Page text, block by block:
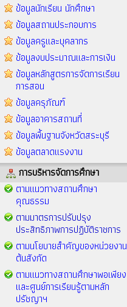
ข้อมูลนักเรียน นักศึกษา
ข้อมูลสถานประกอบการ
ข้อมูลครูและบุคลากร
ข้อมูลงบประมาณและการเงิน
ข้อมูลหลักสูตรการจัดการเรียน
การสอน
ข้อมูลครุภัณฑ์
ข้อมูลอาคารสถานที่
ข้อมูลพื้นฐานจังหวัดสระบุรี
ข้อมูลตลาดแรงงาน
การบริหารจัดการศึกษา
ตามแนวทางสถานศึกษา
คุณธรรม
ตามมาตรการปรับปรุง
ประสิทธิภาพการปฏิบัติราชการ
ตามนโยบายสำคัญของหน่วยงาน
ต้นสังกัด
ตามแนวทางสถานศึกษาพอเพียง
และศูนย์การเรียนรู้ตามหลัก
ปรัชญาฯ